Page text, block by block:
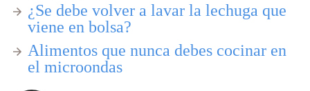
¿Se debe volver a lavar la lechuga que
viene en bolsa?
Alimentos que nunca debes cocinar en
el microondas